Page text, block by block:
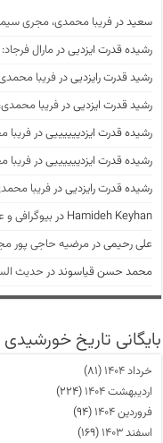
سعیددرفریبا محمدی، مجری
رشیده قدرت ایزدییدرمارال
رشید قدرت رایزدییدرفریبا
رشید قدرت ایزدییدرفریبا
رشیده قدرت ایزدیییییییدر
رشیده قدرت ایزدیییییییدر
رشیده قدرت رایزدییدرفریبا
Hamideh Keyhan در بیوگرافی
علی رحیمیدرمرضیه حاجی پور
محمد حسن قیاسونددر حدیث
بایگانی تاریخ خورشیدی
خرداد ۱۴۰۴
(۸۱)
اردیبهشت ۱۴۰۴
(۲۲۴)
فروردین ۱۴۰۴
(۹۴)
اسفند ۱۴۰۳
(۱۶۹)